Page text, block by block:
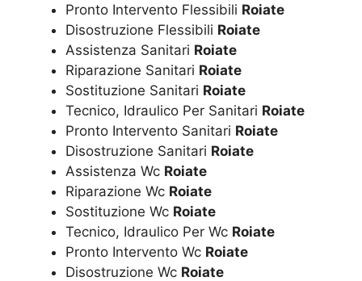
Pronto Intervento Flessibili Roiate
Disostruzione Flessibili Roiate
Assistenza Sanitari Roiate
Riparazione Sanitari Roiate
Sostituzione Sanitari Roiate
Tecnico, Idraulico Per Sanitari Roiate
Pronto Intervento Sanitari Roiate
Disostruzione Sanitari Roiate
Assistenza Wc Roiate
Riparazione Wc Roiate
Sostituzione Wc Roiate
Tecnico, Idraulico Per Wc Roiate
Pronto Intervento Wc Roiate
Disostruzione Wc Roiate